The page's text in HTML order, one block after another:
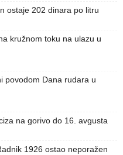
ostaje 202 dinara po litru
kružnom toku na ulazu u
povodom Dana rudara u
na gorivo do 16. avgusta
1926 ostao neporažen